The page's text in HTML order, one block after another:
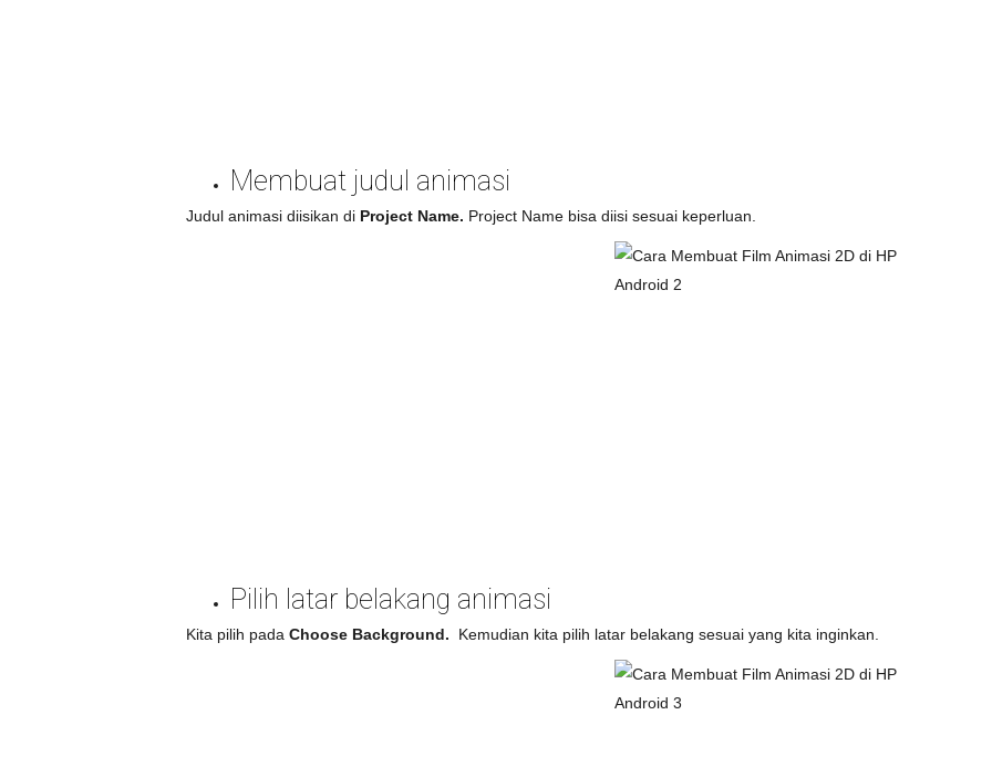
Membuat judul animasi
Judul animasi diisikan di Project Name. Project Name bisa diisi sesuai keperluan.
Pilih latar belakang animasi
Kita pilih pada Choose Background. Kemudian kita pilih latar belakang sesuai yang kita inginkan.